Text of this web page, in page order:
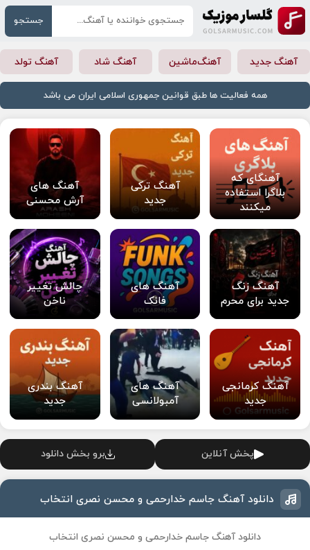
جستجو
آهنگ جدید آهنگ‌ماشین آهنگ شاد آهنگ تولد
همه فعالیت ها طبق قوانین جمهوری اسلامی ایران می باشد
آهنگای که
بلاگرا استفاده
میکنند
آهنگ ترکی
جدید
آهنگ های
آرش محسنی
آهنگ زنگ
جدید برای محرم
آهنگ های
فانک
چالش تغییر
ناخن
آهنگ کرمانجی
جدید
آهنگ های
آمبولانسی
آهنگ بندری
جدید
پخش آنلاین برو بخش دانلود
دانلود آهنگ جاسم خدارحمی و محسن نصری انتخاب
دانلود آهنگ جاسم خدارحمی و محسن نصری انتخاب